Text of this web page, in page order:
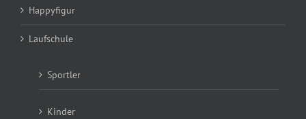
Happyfigur
Laufschule
Sportler
Kinder